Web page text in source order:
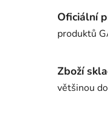
Oficiální
produktů
Zboží
většinou